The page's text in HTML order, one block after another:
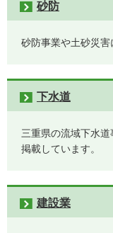
砂防
砂防事業や土砂災害
下水道
三重県の流域下水
掲載しています。
建設業